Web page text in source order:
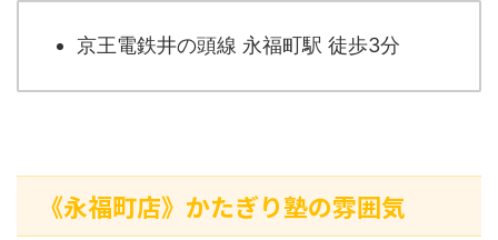
京王電鉄井の頭線 永福町駅 徒歩3分
《永福町店》かたぎり塾の雰囲気